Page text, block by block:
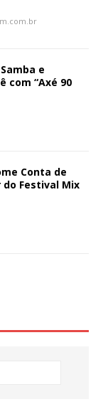
e
com “Axé 90
Conta de
Festival Mix